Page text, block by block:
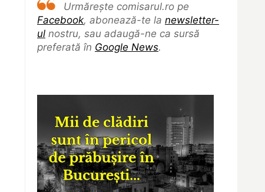
Urmărește comisarul.ro pe
Facebook, abonează-te la newsletter-
ul nostru, sau adaugă-ne ca sursă
preferată în Google News.